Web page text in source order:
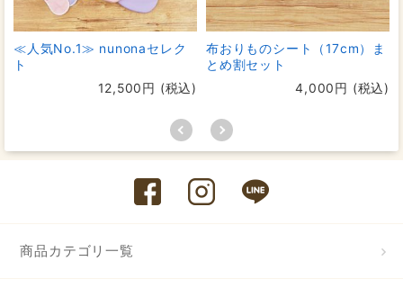
≪人気No.1≫ nunonaセレク
ト
12,500円 (税込)
布おりものシート（17cm）ま
とめ割セット
4,000円 (税込)
商品カテゴリ一覧